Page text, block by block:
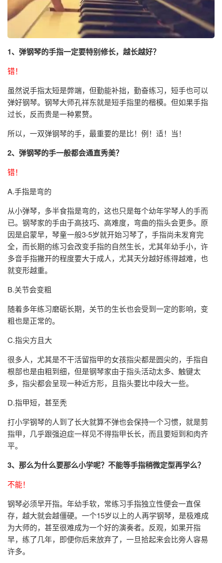
1、弹钢琴的手指一定要特别修长，越长越好？
错！
虽然说手指太短是弊端，但勤能补拙，勤奋练习，短手也可以
弹好钢琴。钢琴大师孔祥东就是短手指里的楷模。但如果手指
过长，反而贵是一种累赘。
所以，一双弹钢琴的手，最重要的是比！例！适！当！
2、弹钢琴的手一般都会通直秀美？
错！
A.手指是弯的
从小弹琴，多半食指是弯的，这也只是每个幼年学琴人的手而
已。钢琴家的手由于高技巧、高难度，弯曲的指头会更多。原
因是启蒙早，琴童一般3-5岁就开始习琴了，手指尚未发育完
全，而长期的练习会改变手指的自然生长，尤其年幼手小，许
多音手指撇开的程度要大于成人，尤其天分越好练得越难，也
就变形越重。
B.关节会变粗
随着多年练习磨砺长期，关节的生长也会受到一定的影响，变
粗也是正常的。
C.指尖方且大
很多人，尤其是不干活留指甲的女孩指尖都是圆尖的，手指自
根部也是由粗到细，但是钢琴家由于指头活动太多、触键太
多，指尖都会呈现一种近方形，且指头要比中段大一些。
D.指甲短，甚至秃
打小学钢琴的人到了长大就算不弹也会保持一个习惯，就是剪
指甲，几乎跟强迫症一样见不得指甲长长，而且要短到和肉齐
平。
3、那么为什么要那么小学呢？不能等手指稍微定型再学么？
不能！
钢琴必须早开指。年幼手软，常练习手指独立性便会一直保
存，越大就会越僵硬。一个15岁以上的人再学钢琴，是极难成
为大师的，甚至很难成为一个好的演奏者。反观，如果开指
早，练了几年，即便你后来放弃了，一旦拾起来会比旁人容易
许多。